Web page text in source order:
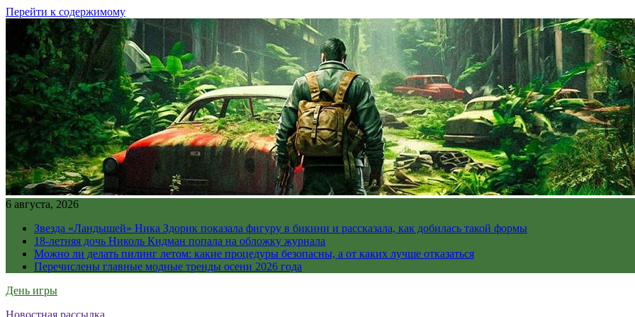
Перейти к содержимому
6 августа, 2026
Звезда «Ландышей» Ника Здорик показала фигуру в бикини и рассказала, как добилась такой формы
18-летняя дочь Николь Кидман попала на обложку журнала
Можно ли делать пилинг летом: какие процедуры безопасны, а от каких лучше отказаться
Перечислены главные модные тренды осени 2026 года
День игры
Новостная рассылка